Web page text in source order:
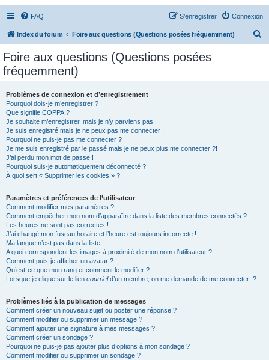
FAQ Connexion
S’enregistrer
Index du forum Foire aux questions (Questions posées fréquemment)
Foire aux questions (Questions posées
fréquemment)
Problèmes de connexion et d’enregistrement
Pourquoi dois-je m’enregistrer ?
Que signifie COPPA ?
Je souhaite m’enregistrer, mais je n’y parviens pas !
Je suis enregistré mais je ne peux pas me connecter !
Pourquoi ne puis-je pas me connecter ?
Je me suis enregistré par le passé mais je ne peux plus me connecter ?!
J’ai perdu mon mot de passe !
Pourquoi suis-je automatiquement déconnecté ?
À quoi sert « Supprimer les cookies » ?
Paramètres et préférences de l’utilisateur
Comment modifier mes paramètres ?
Comment empêcher mon nom d’apparaître dans la liste des membres connectés ?
Les heures ne sont pas correctes !
J’ai changé mon fuseau horaire et l’heure est toujours incorrecte !
Ma langue n’est pas dans la liste !
A quoi correspondent les images à proximité de mon nom d’utilisateur ?
Comment puis-je afficher un avatar ?
Qu’est-ce que mon rang et comment le modifier ?
Lorsque je clique sur le lien courrield’un membre, on me demande de me connecter !?
Problèmes liés à la publication de messages
Comment créer un nouveau sujet ou poster une réponse ?
Comment modifier ou supprimer un message ?
Comment ajouter une signature à mes messages ?
Comment créer un sondage ?
Pourquoi ne puis-je pas ajouter plus d’options à mon sondage ?
Comment modifier ou supprimer un sondage ?